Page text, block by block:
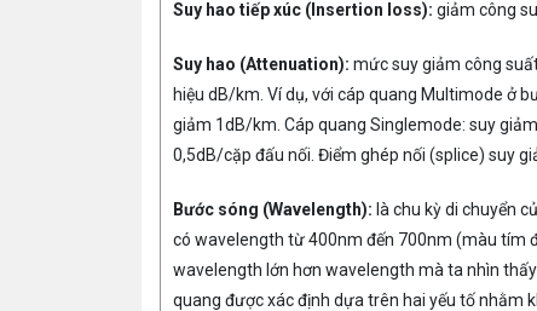
Suy hao tiếp xúc (Insertion loss): giảm công
Suy hao (Attenuation): mức suy giảm công
hiệu dB/km. Ví dụ, với cáp quang Multimode ở
giảm 1dB/km. Cáp quang Singlemode: suy
0,5dB/cặp đấu nối. Điểm ghép nối (splice) suy
Bước sóng (Wavelength): là chu kỳ di chuyển
có wavelength từ 400nm đến 700nm (màu tím
wavelength lớn hơn wavelength mà ta nhìn
quang được xác định dựa trên hai yếu tố nhằm